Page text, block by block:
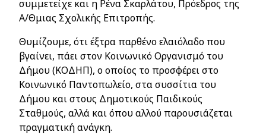
συμμετείχε και η Ρένα Σκαρλάτου, Πρόεδρος της
Α/Θμιας Σχολικής Επιτροπής.
Θυμίζουμε, ότι έξτρα παρθένο ελαιόλαδο που
βγαίνει, πάει στον Κοινωνικό Οργανισμό του
Δήμου (ΚΟΔΗΠ), ο οποίος το προσφέρει στο
Κοινωνικό Παντοπωλείο, στα συσσίτια του
Δήμου και στους Δημοτικούς Παιδικούς
Σταθμούς, αλλά και όπου αλλού παρουσιάζεται
πραγματική ανάγκη.